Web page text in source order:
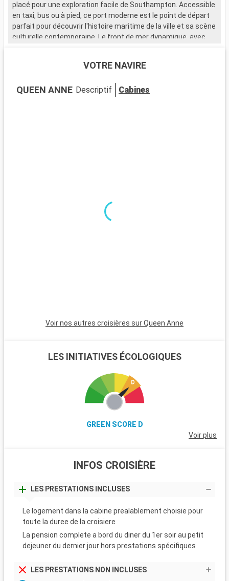
placé pour une exploration facile de Southampton. Accessible
en taxi, bus ou à pied, ce port moderne est le point de départ
parfait pour découvrir l'histoire maritime de la ville et sa scène
culturelle contemporaine. Le front de mer dynamique, avec
Southampton, ville portuaire chargée d'histoire, est riche en
Les environs de Southampton proposent de nombreuses
excursions. Le parc national de New Forest, proche de la ville,
VOTRE NAVIRE
QUEEN ANNE Descriptif Cabines
Voir nos autres croisières sur Queen Anne
LES INITIATIVES ÉCOLOGIQUES
GREEN SCORE D
Voir plus
INFOS CROISIÈRE
LES PRESTATIONS INCLUSES
Le logement dans la cabine prealablement choisie pour
toute la duree de la croisiere
La pension complete a bord du diner du 1er soir au petit
dejeuner du dernier jour hors prestations spécifiques
LES PRESTATIONS NON INCLUSES